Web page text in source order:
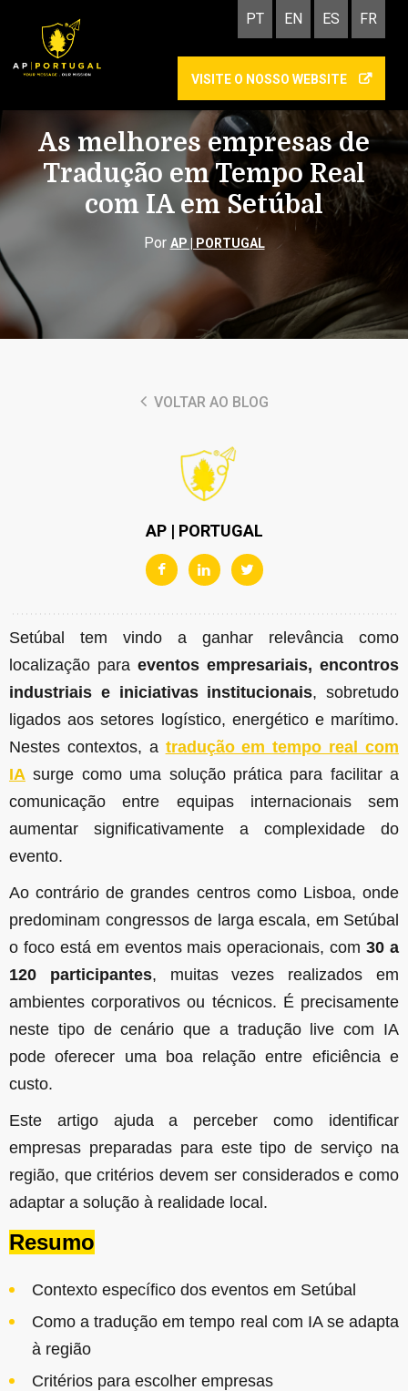
PT EN ES FR
VISITE O NOSSO WEBSITE
As melhores empresas de
Tradução em Tempo Real
com IA em Setúbal
Por AP | PORTUGAL
VOLTAR AO BLOG
AP | PORTUGAL
Setúbal tem vindo a ganhar relevância como
localização para eventos empresariais, encontros
industriais e iniciativas institucionais, sobretudo
ligados aos setores logístico, energético e marítimo.
Nestes contextos, a tradução em tempo real com
IA surge como uma solução prática para facilitar a
comunicação entre equipas internacionais sem
aumentar significativamente a complexidade do
evento.
Ao contrário de grandes centros como Lisboa, onde
predominam congressos de larga escala, em Setúbal
o foco está em eventos mais operacionais, com30 a
120 participantes, muitas vezes realizados em
ambientes corporativos ou técnicos. É precisamente
neste tipo de cenário que a tradução live com IA
pode oferecer uma boa relação entre eficiência e
custo.
Este artigo ajuda a perceber como identificar
empresas preparadas para este tipo de serviço na
região, que critérios devem ser considerados e como
adaptar a solução à realidade local.
Resumo
Contexto específico dos eventos em Setúbal
Como a tradução em tempo real com IA se adapta
à região
Critérios para escolher empresas